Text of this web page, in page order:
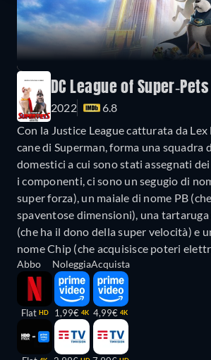
DC League of Super-Pets
2022
6.8
Con la Justice League catturata da
cane di Superman, forma una squadra
domestici a cui sono stati assegnati
i componenti, ci sono un segugio di
super forza), un maiale di nome PB
spaventose dimensioni), una
(che ha il dono della super velocità) e
nome Chip (che acquisisce poteri
Abbo
Flat HD
Noleggia
1,99€ 4K
Acquista
4,99€ 4K